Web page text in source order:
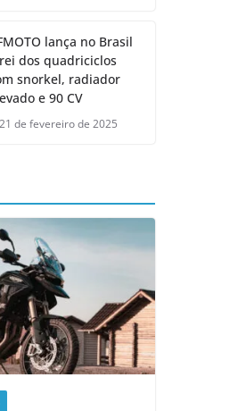
lança no Brasil
dos quadriciclos
snorkel, radiador
e 90 CV
21 de fevereiro de 2025